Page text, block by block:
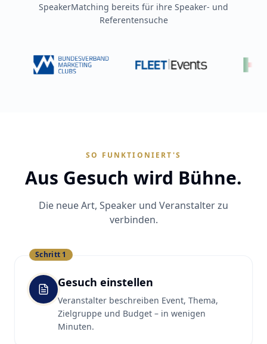
SpeakerMatching bereits für ihre Speaker- und
Referentensuche
SO FUNKTIONIERT'S
Aus Gesuch wird Bühne.
Die neue Art, Speaker und Veranstalter zu
verbinden.
Schritt 1
Gesuch einstellen
Veranstalter beschreiben Event, Thema,
Zielgruppe und Budget – in wenigen
Minuten.